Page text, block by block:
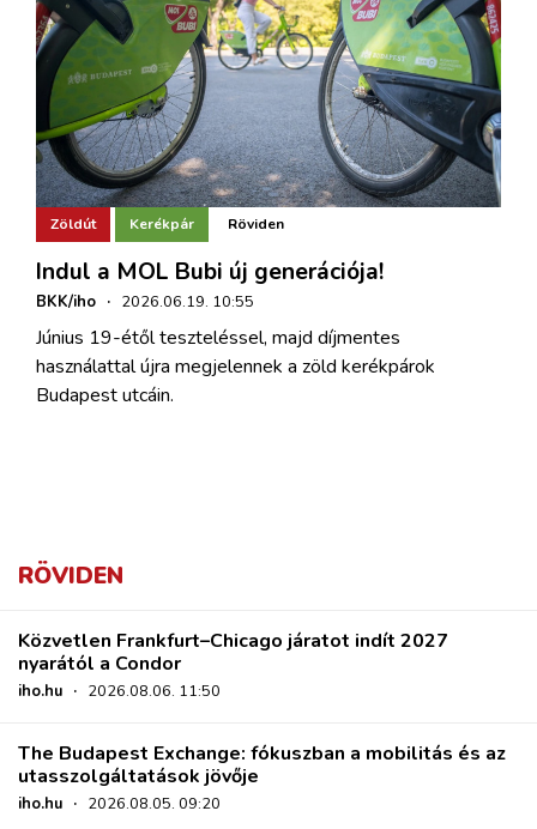
Zöldút Kerékpár Röviden
Indul a MOL Bubi új generációja!
BKK/iho · 2026.06.19. 10:55
Június 19-étől teszteléssel, majd díjmentes
használattal újra megjelennek a zöld kerékpárok
Budapest utcáin.
RÖVIDEN
Közvetlen Frankfurt–Chicago járatot indít 2027
nyarától a Condor
iho.hu · 2026.08.06. 11:50
The Budapest Exchange: fókuszban a mobilitás és az
utasszolgáltatások jövője
iho.hu · 2026.08.05. 09:20